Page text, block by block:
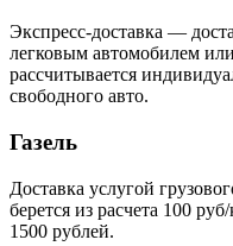
Экспресс-доставка —
легковым автомобилем
рассчитывается
свободного авто.
Газель
Доставка услугой
берется из расчета 100
1500 рублей.